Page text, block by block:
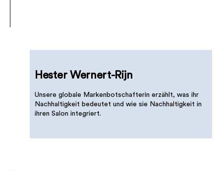
Hester Wernert-Rijn
Unsere globale Markenbotschafterin erzählt, was ihr
Nachhaltigkeit bedeutet und wie sie Nachhaltigkeit in
ihren Salon integriert.